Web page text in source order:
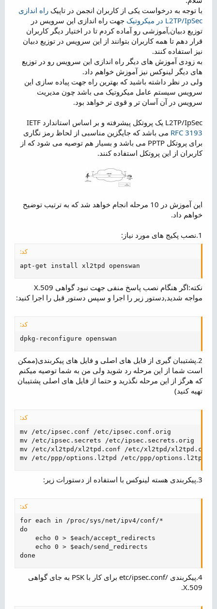
ض
و
ع
با توجه به درخواست یکی از کاربران انجمن در تاپیک راه اندازی
L2TP/IpSec در میکروتیک
جهت راه اندازی این سرویس در
توزیع دبیان,آموزشی رو آماده کردم تا در اختیار دیگر کاربران
قرار دهم تا همه کاربران بتوانند از این سرویس در توزیع دبیان
نیز استفاده کنند.
به زودی آموزش های دیگر راه اندازی این سرویس رو در توزیع
های دیگر لینوکس نیز آموزش خواهم داد.
ولی در نظر داشته باشید که بهترین راه جهت پیاده سازی این
سرویس سیستم عامل میکروتیک می باشد چون مدیریت
سرویس در آن آسان تر و قوی تر خواهد بود.
L2TP/IpSec یک پروتکل پیشرفته و بر اساس استاندارد IETF
RFC 3193 می باشد که جایگزین مناسبی از لحاظ رمز نگاری
برای پروتکل PPTP می باشد و بسیار هم توصیه می شود که از
کاربران از این پروتکل استفاده کنند.
این آموزش در 10 مرحله انجام خواهد شد که به ترتیب توضیح
خواهم داد.
1.نصب پکیج های مورد نیاز:
کد:
apt-get install xl2tpd openswan
نکته:اگر هنگام نصب پاسخ منفی جهت نبود گواهی X.509
مواجه شدید,دستور زیر را اجرا و سپس دستور قبل را اجرا کنید:
کد:
dpkg-reconfigure openswan
2.پشتیبان گیری از فایل های اصلی و فایل های پیکربندی(ممکن
است شما از این مرحله رد شوید ولی من به شما توصیه میکنم
که هرگز از این مرحله نگذرید و حتما از فایل های اصلی پشتیبان
تهیه کنید)
کد:
mv /etc/ipsec.conf /etc/ipsec.conf.orig
mv /etc/ipsec.secrets /etc/ipsec.secrets.orig
mv /etc/xl2tpd/xl2tpd.conf /etc/xl2tpd/
mv /etc/ppp/options.l2tpd /etc/ppp/
3.پیکربندی هسته لینوکس با استفاده از دستورات زیر:
کد:
for each in /proc/sys/net/ipv4/conf/*
do
    echo 0 > $each/accept_redirects
    echo 0 > $each/send_redirects
done
4.پیکربندی /etc/ipsec.conf برای کار با PSK به جای گواهی
X.509.